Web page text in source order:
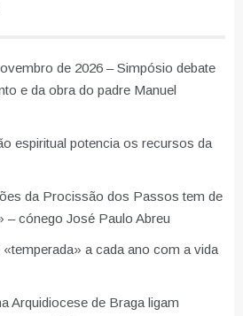
de 2026 – Simpósio debate
e da obra do padre Manuel
espiritual potencia os recursos da
da Procissão dos Passos tem de
– cónego José Paulo Abreu
a cada ano com a vida
Arquidiocese de Braga ligam